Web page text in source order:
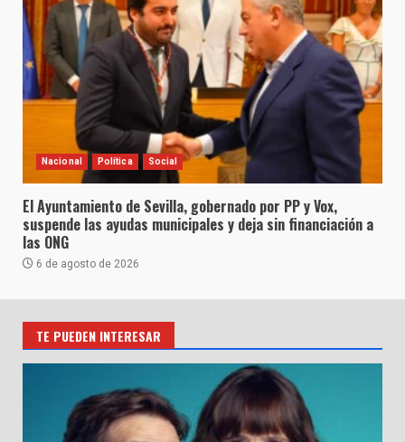
Nacional Política Social
El Ayuntamiento de Sevilla, gobernado por PP y Vox,
suspende las ayudas municipales y deja sin financiación a
las ONG
6 de agosto de 2026
TE PUEDEN INTERESAR